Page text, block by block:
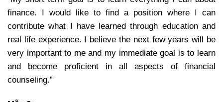
finance. I would like to find a position where I can
contribute what I have learned through education and
real life experience. I believe the next few years will be
very important to me and my immediate goal is to learn
and become proficient in all aspects of financial
counseling.”